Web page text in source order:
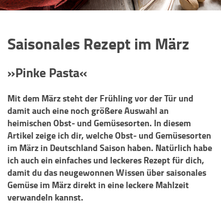
Saisonales Rezept im März
»Pinke Pasta«
Mit dem März steht der Frühling vor der Tür und
damit auch eine noch größere Auswahl an
heimischen Obst- und Gemüsesorten. In diesem
Artikel zeige ich dir, welche Obst- und Gemüsesorten
im März in Deutschland Saison haben. Natürlich habe
ich auch ein einfaches und leckeres Rezept für dich,
damit du das neugewonnen Wissen über saisonales
Gemüse im März direkt in eine leckere Mahlzeit
verwandeln kannst.